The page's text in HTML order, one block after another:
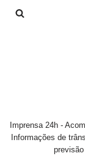
Imprensa 24h -
Informações de